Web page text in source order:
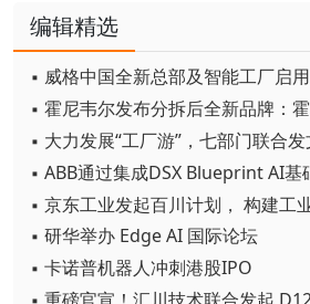
编辑精选
▪ 威格中国全新总部及智能工厂启用
▪ 大力发展“工厂游”，七部门联合发
▪ 京东工业发起百川计划， 构建工
▪ 研华举办 Edge AI 国际论坛
▪ 卡诺普机器人冲刺港股IPO